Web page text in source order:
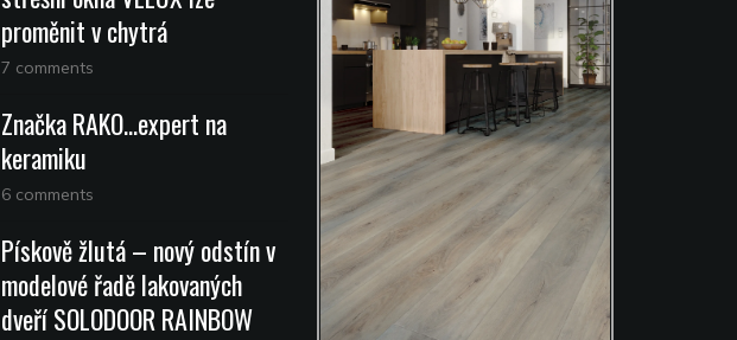
proměnit v chytrá
7 comments
Značka RAKO…expert na
keramiku
6 comments
Pískově žlutá – nový odstín v
modelové řadě lakovaných
dveří SOLODOOR RAINBOW